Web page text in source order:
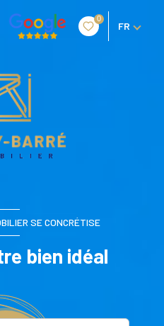
0
FR
SE CONCRÉTISE
bien idéal